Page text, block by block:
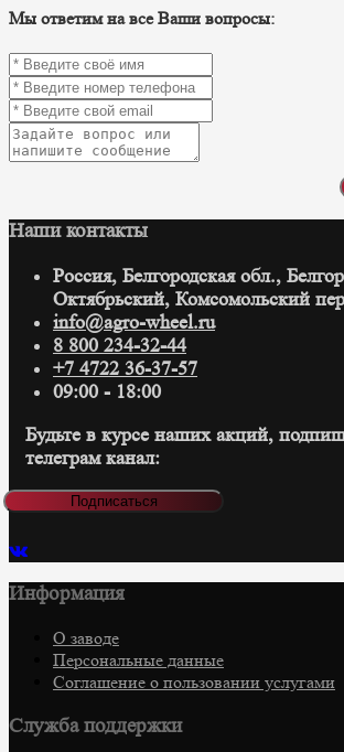
Мы ответим на все Ваши вопросы:
Наши контакты
Россия, Белгородская обл.,
Октябрьский, Комсомольский
info@agro-wheel.ru
8 800 234-32-44
+7 4722 36-37-57
09:00 - 18:00
Будьте в курсе наших акций,
телеграм канал:
Подписаться
Информация
О заводе
Персональные данные
Соглашение о пользовании услугами
Служба поддержки